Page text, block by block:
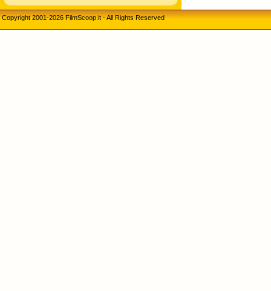
Copyright 2001-2026 FilmScoop.it - All Rights Reserved